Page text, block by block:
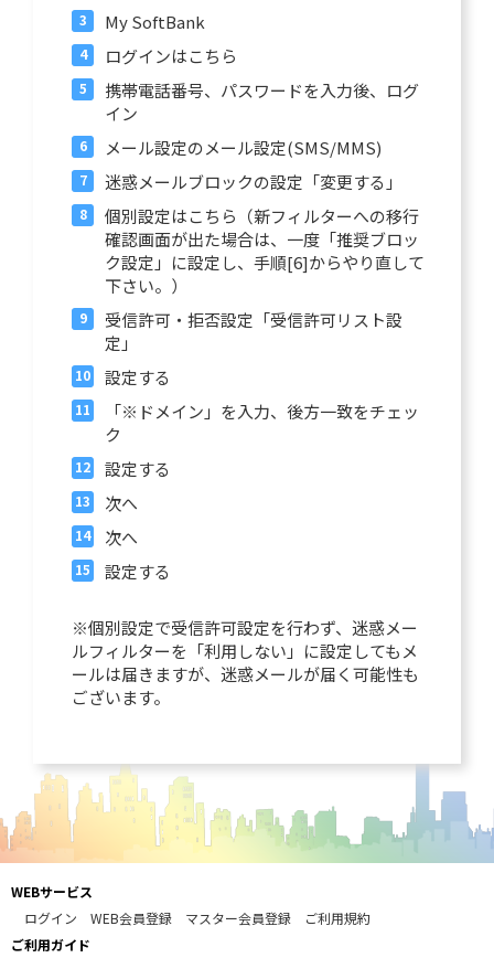
My SoftBank
ログインはこちら
携帯電話番号、パスワードを入力後、ログ
イン
メール設定のメール設定(SMS/MMS)
迷惑メールブロックの設定「変更する」
個別設定はこちら（新フィルターへの移行
確認画面が出た場合は、一度「推奨ブロッ
ク設定」に設定し、手順[6]からやり直して
下さい。）
受信許可・拒否設定「受信許可リスト設
定」
設定する
「※ドメイン」を入力、後方一致をチェッ
ク
設定する
次へ
次へ
設定する
※個別設定で受信許可設定を行わず、迷惑メー
ルフィルターを「利用しない」に設定してもメ
ールは届きますが、迷惑メールが届く可能性も
ございます。
WEBサービス
ログイン
WEB会員登録 マスター会員登録
ご利用規約
ご利用ガイド